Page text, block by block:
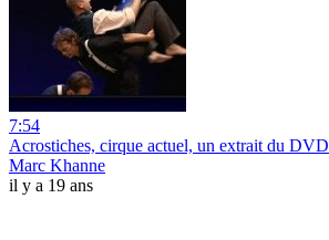
7:54
Acrostiches, cirque actuel, un extrait du DVD
Marc Khanne
il y a 19 ans